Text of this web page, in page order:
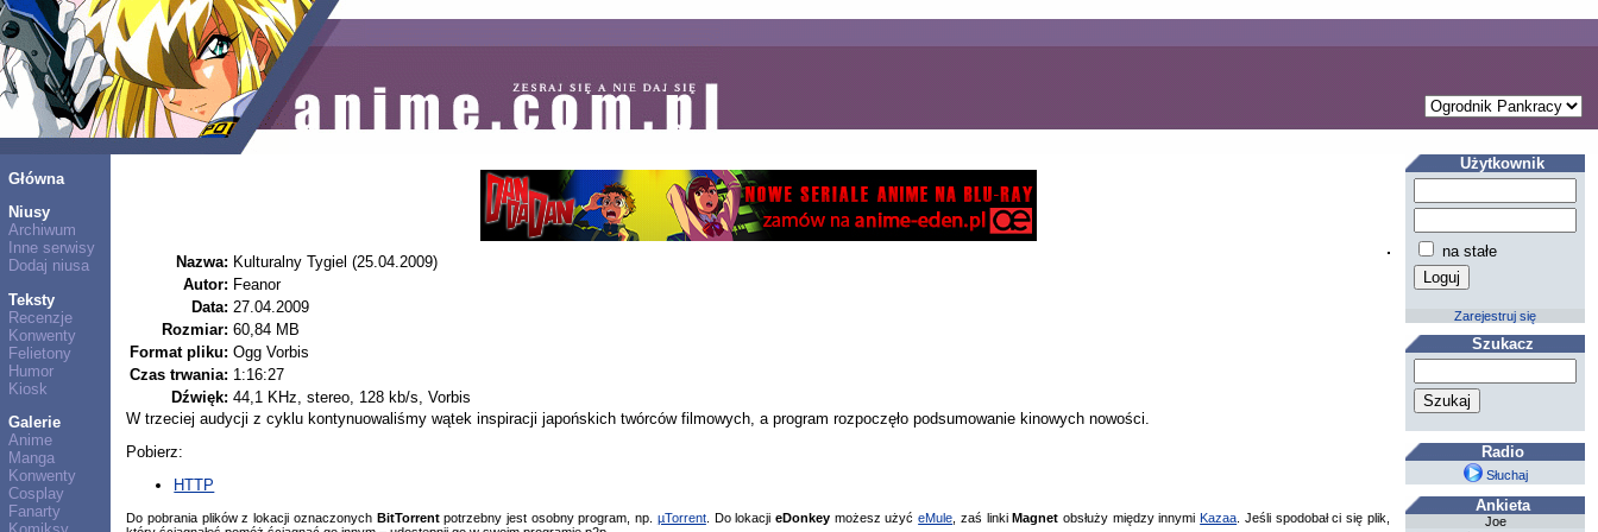
Główna
Niusy
Archiwum
Inne serwisy
Dodaj niusa
Teksty
Recenzje
Konwenty
Felietony
Humor
Kiosk
Galerie
Anime
Manga
Konwenty
Cosplay
Fanarty
Nazwa: Kulturalny Tygiel (25.04.2009)
Autor: Feanor
Data: 27.04.2009
Rozmiar: 60,84 MB
Format pliku: Ogg Vorbis
Czas trwania: 1:16:27
Dźwięk: 44,1 KHz, stereo, 128 kb/s, Vorbis
W trzeciej audycji z cyklu kontynuowaliśmy wątek inspiracji japońskich twórców filmowych, a program rozpoczęło podsumowanie kinowych nowości.
Pobierz:
HTTP
Do pobrania plików z lokacji oznaczonych BitTorrentpotrzebny jest osobny program, np. µTorrent. Do lokacjieDonkey możesz użyćeMule , zaś linkiMagnet obsłuży między innymiKazaa . Jeśli spodobał ci się plik,
Użytkownik
na stałe
Zarejestruj się
Szukacz
Radio
Słuchaj
Ankieta
Joe